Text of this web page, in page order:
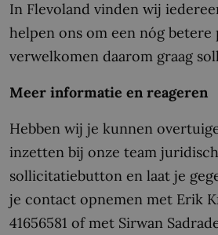
In Flevoland vinden wij
helpen ons om een nóg
verwelkomen daarom graag
Meer informatie en reageren
Hebben wij je kunnen
inzetten bij onze team
sollicitatiebutton en laat je
je contact opnemen met Erik
41656581 of met Sirwan